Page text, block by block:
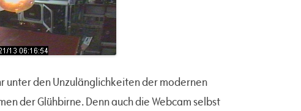
unter den Unzulänglichkeiten der modernen
der Glühbirne. Denn auch die Webcam selbst